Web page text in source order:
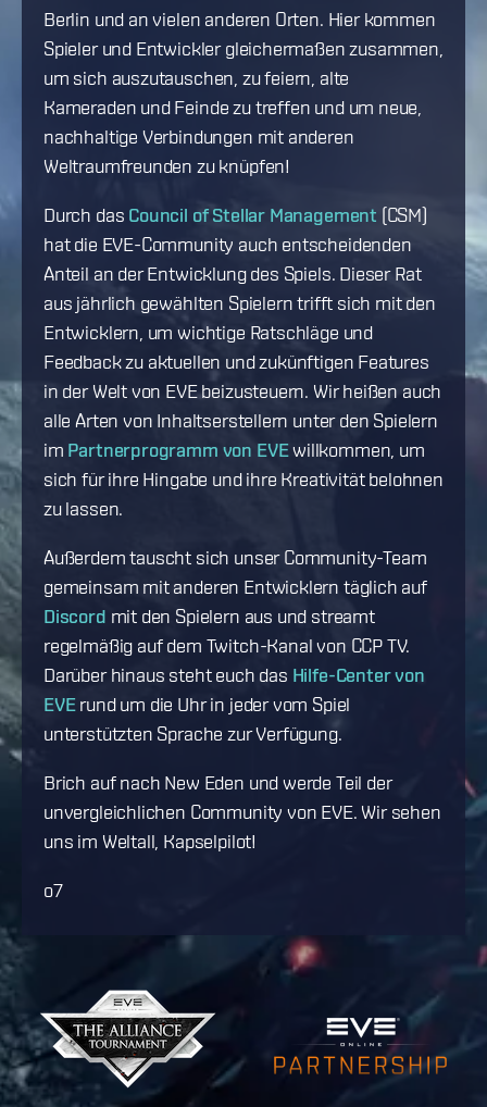
Berlin und an vielen anderen Orten. Hier kommen
Spieler und Entwickler gleichermaßen zusammen,
um sich auszutauschen, zu feiern, alte
Kameraden und Feinde zu treffen und um neue,
nachhaltige Verbindungen mit anderen
Weltraumfreunden zu knüpfen!
Durch das Council of Stellar Management (CSM)
hat die EVE-Community auch entscheidenden
Anteil an der Entwicklung des Spiels. Dieser Rat
aus jährlich gewählten Spielern trifft sich mit den
Entwicklern, um wichtige Ratschläge und
Feedback zu aktuellen und zukünftigen Features
in der Welt von EVE beizusteuern. Wir heißen auch
alle Arten von Inhaltserstellern unter den Spielern
im Partnerprogramm von EVEwillkommen, um
sich für ihre Hingabe und ihre Kreativität belohnen
zu lassen.
Außerdem tauscht sich unser Community-Team
gemeinsam mit anderen Entwicklern täglich auf
Discord mit den Spielern aus und streamt
regelmäßig auf dem Twitch-Kanal von CCP TV.
Darüber hinaus steht euch das Hilfe-Center von
EVErund um die Uhr in jeder vom Spiel
unterstützten Sprache zur Verfügung.
Brich auf nach New Eden und werde Teil der
unvergleichlichen Community von EVE. Wir sehen
uns im Weltall, Kapselpilot!
o7